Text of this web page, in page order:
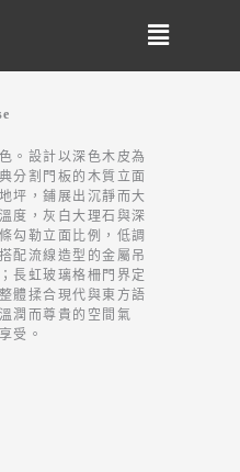
。設計以深色木皮為
分割門板的木質立面
坪，鋪展出沉靜而大
度，灰白大理石與深
勾勒立面比例，低調
配流線造型的金屬吊
長虹玻璃格柵門界定
體揉合現代與東方語
潤而尊貴的空間氣
受。